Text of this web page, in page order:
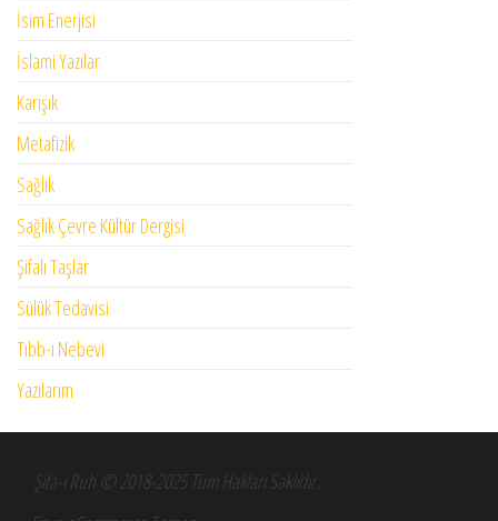
İsim Enerjisi
İslami Yazılar
Karışık
Metafizik
Sağlık
Sağlık Çevre Kültür Dergisi
Şifalı Taşlar
Sülük Tedavisi
Tıbb-ı Nebevi
Yazılarım
Şifa-i Ruh © 2018-2025 Tüm Hakları Saklıdır.